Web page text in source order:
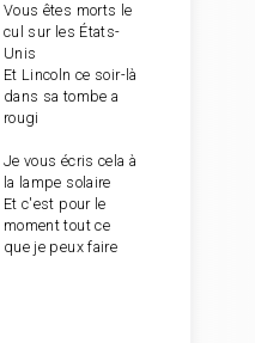
Vous êtes morts le
cul sur les États-
Unis
Et Lincoln ce soir-là
dans sa tombe a
rougi
Je vous écris cela à
la lampe solaire
Et c'est pour le
moment tout ce
que je peux faire